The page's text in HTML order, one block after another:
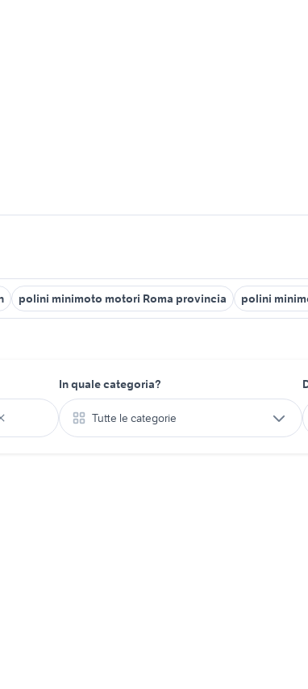
polini minimoto motori Roma provincia polini
In quale categoria?
Tutte le categorie